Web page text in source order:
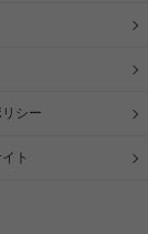
シー
ト